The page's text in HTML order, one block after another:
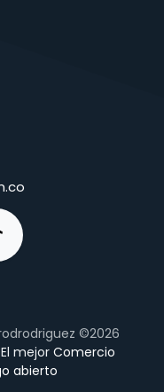
©2026
mejor Comercio
abierto